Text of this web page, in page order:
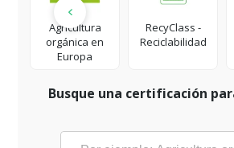
Agricultura
orgánica en
Europa
RecyClass -
Reciclabilidad
Busque una certificación